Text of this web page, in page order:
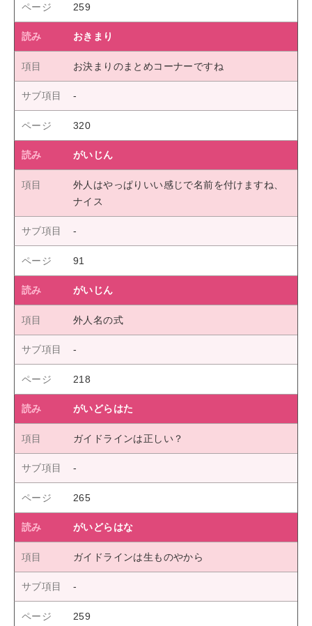
259
おきまり
お決まりのまとめコーナーですね
320
がいじん
外人はやっぱりいい感じで名前を付けますね、
ナイス
91
がいじん
外人名の式
218
がいどらはた
ガイドラインは正しい？
265
がいどらはな
ガイドラインは生ものやから
259